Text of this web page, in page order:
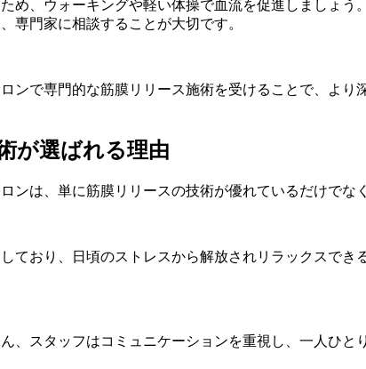
め、ウォーキングや軽い体操で血流を促進しましょ
専門家に相談することが大切です。
ンで専門的な筋膜リリース施術を受けることで、よ
が選ばれる理由
ンは、単に筋膜リリースの技術が優れているだけでな
ており、日頃のストレスから解放されリラックスで
、スタッフはコミュニケーションを重視し、一人ひ